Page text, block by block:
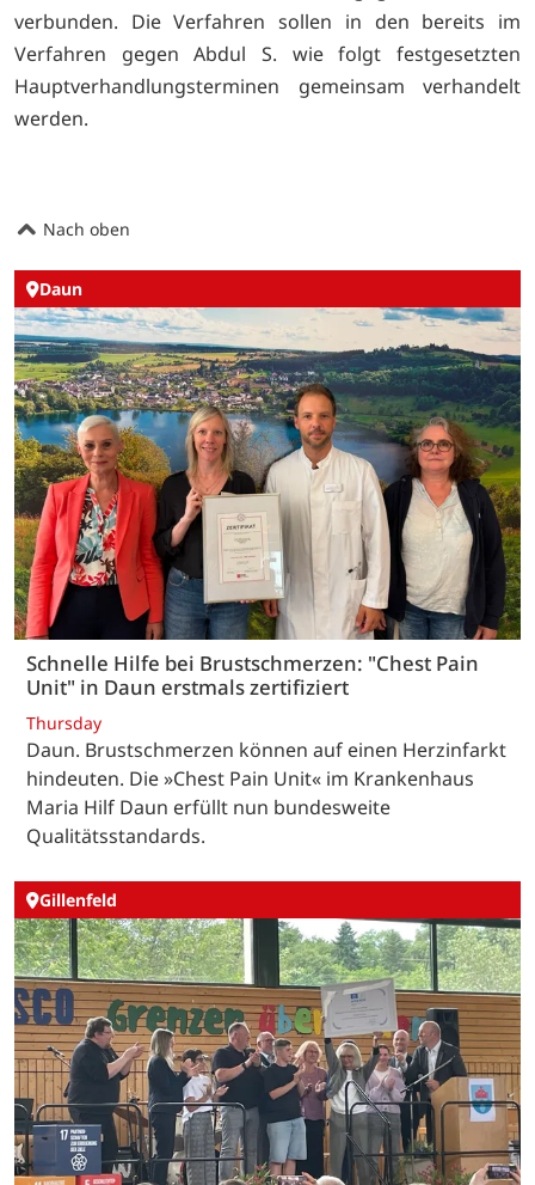
verbunden. Die Verfahren sollen in den bereits im
Verfahren gegen Abdul S. wie folgt festgesetzten
Hauptverhandlungsterminen gemeinsam verhandelt
werden.
Nach oben
Daun
Schnelle Hilfe bei Brustschmerzen: "Chest Pain
Unit" in Daun erstmals zertifiziert
Thursday
Daun. Brustschmerzen können auf einen Herzinfarkt
hindeuten. Die »Chest Pain Unit« im Krankenhaus
Maria Hilf Daun erfüllt nun bundesweite
Qualitätsstandards.
Gillenfeld